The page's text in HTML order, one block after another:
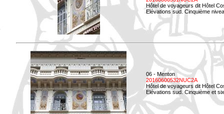
Hôtel de voyageurs dit Hôtel
Elévations sud. Cinquième
06 - Menton
20160600532NUC2A
Hôtel de voyageurs dit Hôtel
Elévations sud. Cinquième et